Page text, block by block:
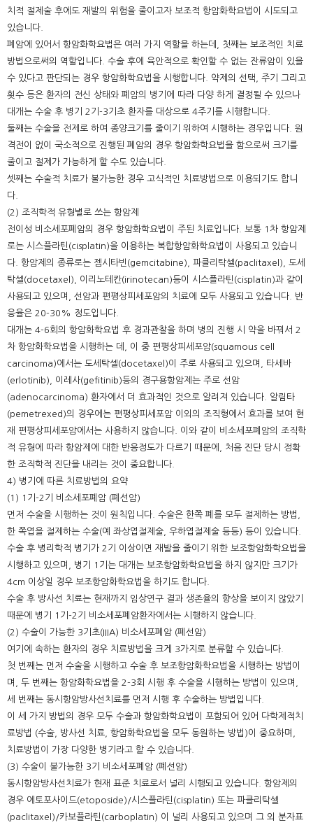
치적 절제술 후에도 재발의 위험을 줄이고자 보조적 항암화학요법이 시도되고
있습니다.
폐암에 있어서 항암화학요법은 여러 가지 역할을 하는데, 첫째는 보조적인 치료
방법으로써의 역할입니다. 수술 후에 육안적으로 확인할 수 없는 잔류암이 있을
수 있다고 판단되는 경우 항암화학요법을 시행합니다. 약제의 선택, 주기 그리고
횟수 등은 환자의 전신 상태와 폐암의 병기에 따라 다양 하게 결정될 수 있으나
대개는 수술 후 병기 2기-3기초 환자를 대상으로 4주기를 시행합니다.
둘째는 수술을 전제로 하여 종양크기를 줄이기 위하여 시행하는 경우입니다. 원
격전이 없이 국소적으로 진행된 폐암의 경우 항암화학요법을 함으로써 크기를
줄이고 절제가 가능하게 할 수도 있습니다.
셋째는 수술적 치료가 불가능한 경우 고식적인 치료방법으로 이용되기도 합니
다.
(2) 조직학적 유형별로 쓰는 항암제
전이성 비소세포폐암의 경우 항암화학요법이 주된 치료입니다. 보통 1차 항암제
로는 시스플라틴(cisplatin)을 이용하는 복합항암화학요법이 사용되고 있습니
다. 항암제의 종류로는 젬시타빈(gemcitabine), 파클리탁셀(paclitaxel), 도세
탁셀(docetaxel), 이리노테칸(irinotecan)등이 시스플라틴(cisplatin)과 같이
사용되고 있으며, 선암과 편평상피세포암의 치료에 모두 사용되고 있습니다. 반
응율은 20-30% 정도입니다.
대개는 4-6회의 항암화학요법 후 경과관찰을 하며 병의 진행 시 약을 바꿔서 2
차 항암화학요법을 시행하는 데, 이 중 편평상피세포암(squamous cell
carcinoma)에서는 도세탁셀(docetaxel)이 주로 사용되고 있으며, 타세바
(erlotinib), 이레사(gefitinib)등의 경구용항암제는 주로 선암
(adenocarcinoma) 환자에서 더 효과적인 것으로 알려져 있습니다. 알림타
(pemetrexed)의 경우에는 편평상피세포암 이외의 조직형에서 효과를 보여 현
재 편평상피세포암에서는 사용하지 않습니다. 이와 같이 비소세포폐암의 조직학
적 유형에 따라 항암제에 대한 반응정도가 다르기 때문에, 처음 진단 당시 정확
한 조직학적 진단을 내리는 것이 중요합니다.
4) 병기에 따른 치료방법의 요약
(1) 1기-2기 비소세포폐암 (폐선암)
먼저 수술을 시행하는 것이 원칙입니다. 수술은 한쪽 폐를 모두 절제하는 방법,
한 쪽엽을 절제하는 수술(예 좌상엽절제술, 우하엽절제술 등등) 등이 있습니다.
수술 후 병리학적 병기가 2기 이상이면 재발을 줄이기 위한 보조항암화학요법을
시행하고 있으며, 병기 1기는 대개는 보조항암화학요법을 하지 않지만 크기가
4cm 이상일 경우 보조항암화학요법을 하기도 합니다.
수술 후 방사선 치료는 현재까지 임상연구 결과 생존율의 향상을 보이지 않았기
때문에 병기 1기-2기 비소세포폐암환자에서는 시행하지 않습니다.
(2) 수술이 가능한 3기초(IIIA) 비소세포폐암 (폐선암)
여기에 속하는 환자의 경우 치료방법을 크게 3가지로 분류할 수 있습니다.
첫 번째는 먼저 수술을 시행하고 수술 후 보조항암화학요법을 시행하는 방법이
며, 두 번째는 항암화학요법을 2-3회 시행 후 수술을 시행하는 방법이 있으며,
세 번째는 동시항암방사선치료를 먼저 시행 후 수술하는 방법입니다.
이 세 가지 방법의 경우 모두 수술과 항암화학요법이 포함되어 있어 다학제적치
료방법 (수술, 방사선 치료, 항암화학요법을 모두 동원하는 방법)이 중요하며,
치료방법이 가장 다양한 병기라고 할 수 있습니다.
(3) 수술이 불가능한 3기 비소세포폐암 (폐선암)
동시항암방사선치료가 현재 표준 치료로서 널리 시행되고 있습니다. 항암제의
경우 에토포사이드(etoposide)/시스플라틴(cisplatin) 또는 파클리탁셀
(paclitaxel)/카보플라틴(carboplatin) 이 널리 사용되고 있으며 그 외 분자표